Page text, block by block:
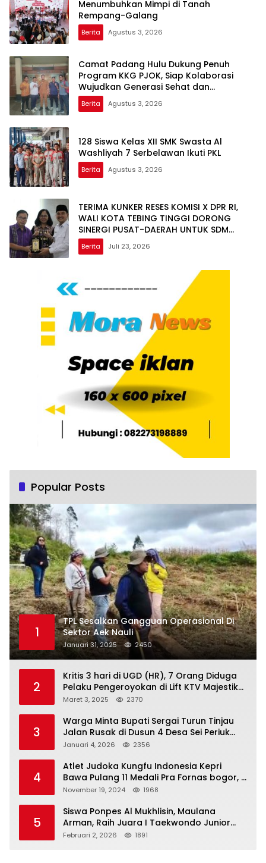
Menumbuhkan Mimpi di Tanah
Rempang-Galang
Berita Agustus 3, 2026
Camat Padang Hulu Dukung Penuh
Program KKG PJOK, Siap Kolaborasi
Wujudkan Generasi Sehat dan
Berprestasi
Berita Agustus 3, 2026
128 Siswa Kelas XII SMK Swasta Al
Washliyah 7 Serbelawan Ikuti PKL
Berita Agustus 3, 2026
TERIMA KUNKER RESES KOMISI X DPR RI,
WALI KOTA TEBING TINGGI DORONG
SINERGI PUSAT-DAERAH UNTUK SDM
UNGGUL
Berita Juli 23, 2026
Popular Posts
1
TPL Sesalkan Gangguan Operasional Di
Sektor Aek Nauli
Januari 31, 2025 2450
2
Kritis 3 hari di UGD (HR), 7 Orang Diduga
Pelaku Pengeroyokan di Lift KTV Majestik
Melenggang Bebas, Kantor Hukum JAP
Tanjungpinang
Maret 3, 2025 2370
3
Warga Minta Bupati Sergai Turun Tinjau
Jalan Rusak di Dusun 4 Desa Sei Periuk
Serdang Bedagai
Januari 4, 2026 2356
4
Atlet Judoka Kungfu Indonesia Kepri
Bawa Pulang 11 Medali Pra Fornas bogor, 3
Emas dan 8 Perunggu.
November 19, 2024 1968
5
Siswa Ponpes Al Mukhlisin, Maulana
Arman, Raih Juara I Taekwondo Junior
Putra di Riau National Championship 2026
Februari 2, 2026 1891